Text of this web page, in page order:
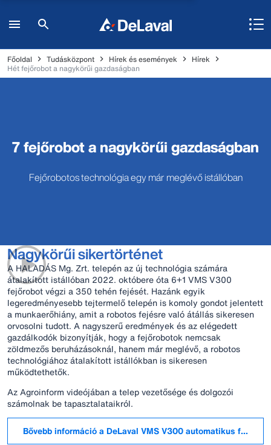
Főoldal Tudásközpont Hírek és események
Hírek
Hét fejőrobot a nagykörűi gazdaságban
7 fejőrobot a nagykörűi gazdaságban
Fejőrobotos technológia egy már meglévő istállóban
Nagykörűi sikertörténet
A HALADÁS Mg. Zrt. telepén az új technológia számára
átalakított istállóban 2022. októbere óta 6+1 VMS V300
fejőrobot végzi a 350 tehén fejését. Hazánk egyik
legeredményesebb tejtermelő telepén is komoly gondot jelentett
a munkaerőhiány, amit a robotos fejésre való átállás sikeresen
orvosolni tudott. A nagyszerű eredmények és az elégedett
gazdálkodók bizonyítják, hogy a fejőrobotok nemcsak
zöldmezős beruházásoknál, hanem már meglévő, a robotos
technológiához átalakított istállókban is sikeresen
működtethetők.
Az Agroinform videójában a telep vezetősége és dolgozói
számolnak be tapasztalataikról.
Bővebb információ a DeLaval VMS V300 automatikus fejési